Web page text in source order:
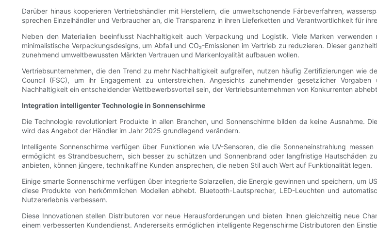
Darüber hinaus kooperieren Vertriebshändler mit Herstellern, die umweltschonende Färbeverfahren,
sprechen Einzelhändler und Verbraucher an, die Transparenz in ihren Lieferketten und Verantwortlichkeit für
Neben den Materialien beeinflusst Nachhaltigkeit auch Verpackung und Logistik. Viele Marken
minimalistische Verpackungsdesigns, um Abfall und CO₂-Emissionen im Vertrieb zu reduzieren. Dieser
zunehmend umweltbewussten Märkten Vertrauen und Markenloyalität aufbauen wollen.
Vertriebsunternehmen, die den Trend zu mehr Nachhaltigkeit aufgreifen, nutzen häufig Zertifizierungen wie
Council (FSC), um ihr Engagement zu unterstreichen. Angesichts zunehmender gesetzlicher
Nachhaltigkeit ein entscheidender Wettbewerbsvorteil sein, der Vertriebsunternehmen von Konkurrenten
Integration intelligenter Technologie in Sonnenschirme
Die Technologie revolutioniert Produkte in allen Branchen, und Sonnenschirme bilden da keine Ausnahme.
wird das Angebot der Händler im Jahr 2025 grundlegend verändern.
Intelligente Sonnenschirme verfügen über Funktionen wie UV-Sensoren, die die Sonneneinstrahlung
ermöglicht es Strandbesuchern, sich besser zu schützen und Sonnenbrand oder langfristige Hautschäden
anbieten, können jüngere, technikaffine Kunden ansprechen, die neben Stil auch Wert auf Funktionalität legen.
Einige smarte Sonnenschirme verfügen über integrierte Solarzellen, die Energie gewinnen und speichern, um
diese Produkte von herkömmlichen Modellen abhebt. Bluetooth-Lautsprecher, LED-Leuchten und
Nutzererlebnis verbessern.
Diese Innovationen stellen Distributoren vor neue Herausforderungen und bieten ihnen gleichzeitig neue
einem verbesserten Kundendienst. Andererseits ermöglichen intelligente Regenschirme Distributoren den